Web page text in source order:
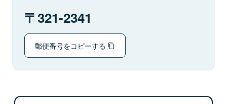
321-2341
郵便番号をコピーする